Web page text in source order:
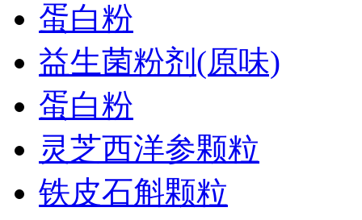
蛋白粉
益生菌粉剂(原味)
蛋白粉
灵芝西洋参颗粒
铁皮石斛颗粒